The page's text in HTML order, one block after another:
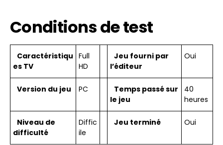
Conditions de test
Caractéristiqu
es TV
Full
HD
Jeu fourni par
l’éditeur
Oui
Version du jeu PC
Temps passé sur
le jeu
40
heures
Niveau de
difficulté
Diffic
ile
Jeu terminé Oui